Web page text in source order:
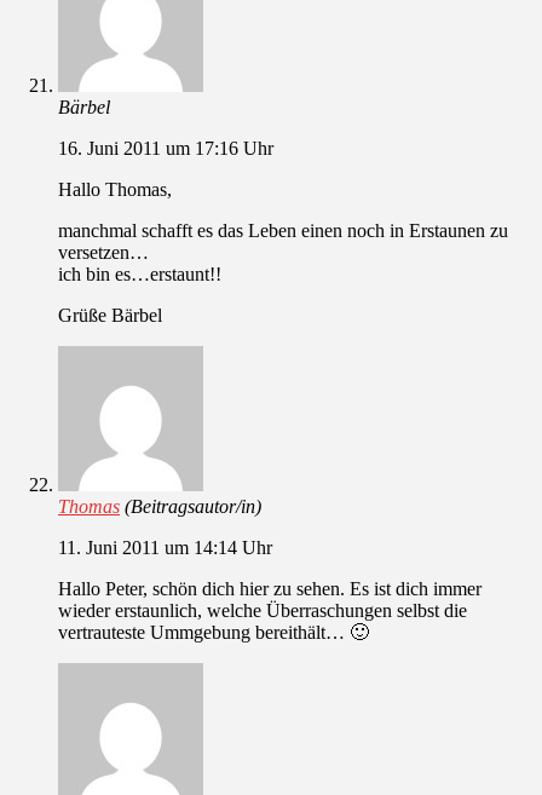
Bärbel
16. Juni 2011 um 17:16 Uhr
Hallo Thomas,
manchmal schafft es das Leben einen noch in Erstaunen zu
versetzen…
ich bin es…erstaunt!!
Grüße Bärbel
Thomas (Beitragsautor/in)
11. Juni 2011 um 14:14 Uhr
Hallo Peter, schön dich hier zu sehen. Es ist dich immer
wieder erstaunlich, welche Überraschungen selbst die
vertrauteste Ummgebung bereithält… 🙂